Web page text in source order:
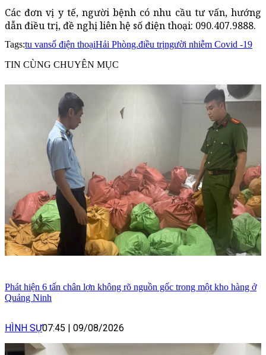
Các đơn vị y tế, người bệnh có nhu cầu tư vấn, hướng
dẫn điều trị, đề nghị liên hệ số điện thoại: 090.407.9888.
Tags:tu vansố điện thoạiHải Phòng.điều trịngười nhiễm Covid -19
TIN CÙNG CHUYÊN MỤC
Phát hiện 6 tấn chân lợn không rõ nguồn gốc trong một kho hàng ở
Quảng Ninh
HÌNH SỰ07:45 | 09/08/2026